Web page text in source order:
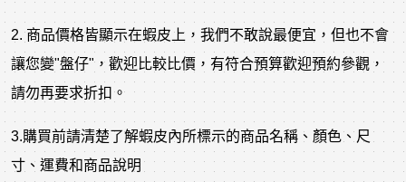
2. 商品價格皆顯示在蝦皮上，我們不敢說最便宜，但也不會
讓您變"盤仔"，歡迎比較比價，有符合預算歡迎預約參觀，
請勿再要求折扣。
3.購買前請清楚了解蝦皮內所標示的商品名稱、顏色、尺
寸、運費和商品說明